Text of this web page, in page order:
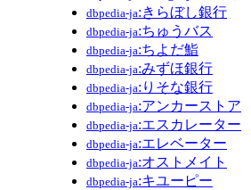
dbpedia-ja:きらぼし銀行
dbpedia-ja:ちゅうバス
dbpedia-ja:ちよだ鮨
dbpedia-ja:みずほ銀行
dbpedia-ja:りそな銀行
dbpedia-ja:アンカーストア
dbpedia-ja:エスカレーター
dbpedia-ja:エレベーター
dbpedia-ja:オストメイト
dbpedia-ja:キユーピー